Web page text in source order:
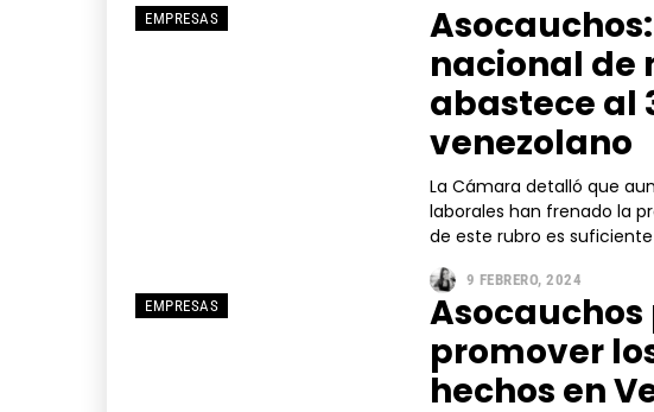
EMPRESAS
nacional de
abastece al
venezolano
La Cámara detalló que
laborales han frenado la
de este rubro es
9 FEBRERO, 2024
EMPRESAS
promover
hechos en